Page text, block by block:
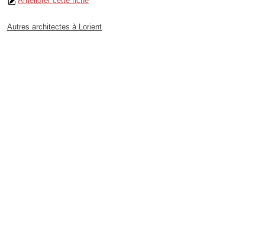
Autres architectes à Lorient